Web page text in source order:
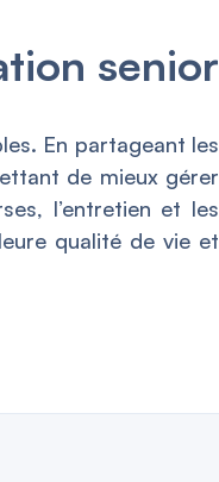
senior
En partageant les
de mieux gérer
l’entretien et les
qualité de vie et